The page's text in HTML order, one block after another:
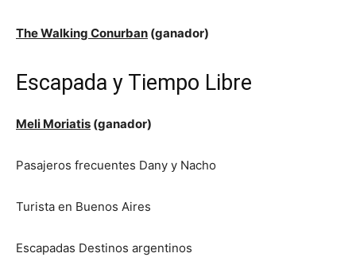
The Walking Conurban (ganador)
Escapada y Tiempo Libre
Meli Moriatis (ganador)
Pasajeros frecuentes Dany y Nacho
Turista en Buenos Aires
Escapadas Destinos argentinos